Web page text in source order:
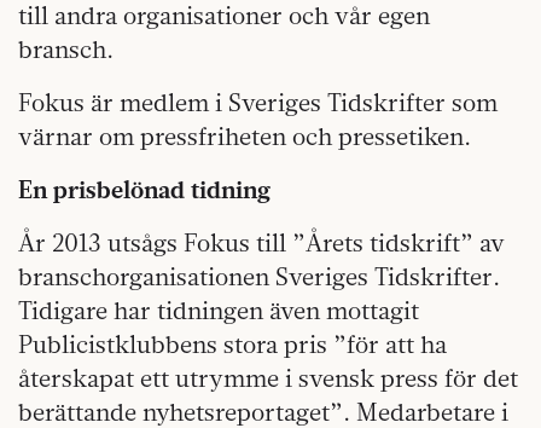
till andra organisationer och vår egen
bransch.
Fokus är medlem i Sveriges Tidskrifter som
värnar om pressfriheten och pressetiken.
En prisbelönad tidning
År 2013 utsågs Fokus till ”Årets tidskrift” av
branschorganisationen Sveriges Tidskrifter.
Tidigare har tidningen även mottagit
Publicistklubbens stora pris ”för att ha
återskapat ett utrymme i svensk press för det
berättande nyhetsreportaget”. Medarbetare i